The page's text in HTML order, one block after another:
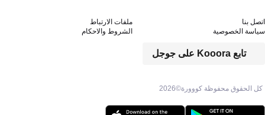
كل الحقوق محفوظة كووورة©2026
تابع Kooora على جوجل
اتصل بنا
ملفات الارتباط
سياسة الخصوصية
الشروط والاحكام